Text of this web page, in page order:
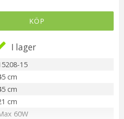
KÖP
I lager
15
cm
cm
cm
60W